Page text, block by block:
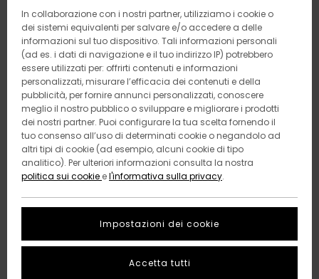
In collaborazione con i nostri partner, utilizziamo i cookie o
dei sistemi equivalenti per salvare e/o accedere a delle
informazioni sul tuo dispositivo. Tali informazioni personali
(ad es. i dati di navigazione e il tuo indirizzo IP) potrebbero
essere utilizzati per: offrirti contenuti e informazioni
personalizzati, misurare l’efficacia dei contenuti e della
pubblicità, per fornire annunci personalizzati, conoscere
meglio il nostro pubblico o sviluppare e migliorare i prodotti
dei nostri partner. Puoi configurare la tua scelta fornendo il
tuo consenso all’uso di determinati cookie o negandolo ad
altri tipi di cookie (ad esempio, alcuni cookie di tipo
analitico). Per ulteriori informazioni consulta la nostra
politica sui cookie el'informativa sulla privacy.
Impostazioni dei cookie
Accetta tutti